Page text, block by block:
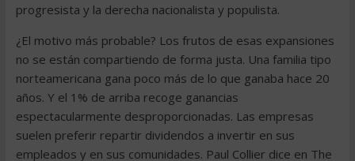
progresista y la derecha nacionalista y populista.
¿El motivo más probable? Los frutos de esas expansiones
no se están compartiendo de forma justa. Una familia tipo
norteamericana gana poco más de lo que ganaba hace 20
años. Y el 1% de arriba recoge ganancias
espectacularmente desproporcionadas. Las empresas
suelen preferir repartir dividendos a invertir en sus
empleados y en sus comunidades. Paul Collier dice en The